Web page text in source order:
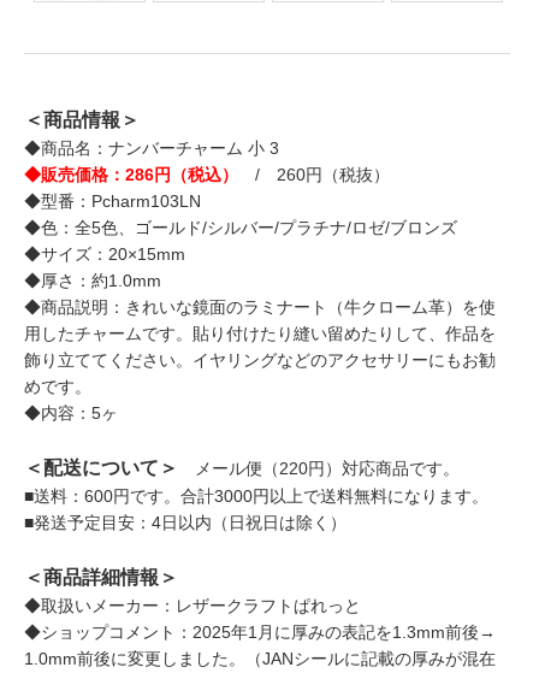
＜商品情報＞
◆商品名：ナンバーチャーム 小 3
◆販売価格：286円（税込）
/ 260円（税抜）
◆型番：Pcharm103LN
◆色：全5色、ゴールド/シルバー/プラチナ/ロゼ/ブロンズ
◆サイズ：20×15mm
◆厚さ：約1.0mm
◆商品説明：きれいな鏡面のラミナート（牛クローム革）を使
用したチャームです。貼り付けたり縫い留めたりして、作品を
飾り立ててください。イヤリングなどのアクセサリーにもお勧
めです。
◆内容：5ヶ
＜配送について＞
メール便（220円）対応商品です。
■送料：600円です。合計3000円以上で送料無料になります。
■発送予定目安：4日以内（日祝日は除く）
＜商品詳細情報＞
◆取扱いメーカー：レザークラフトぱれっと
◆ショップコメント：2025年1月に厚みの表記を1.3mm前後→
1.0mm前後に変更しました。（JANシールに記載の厚みが混在